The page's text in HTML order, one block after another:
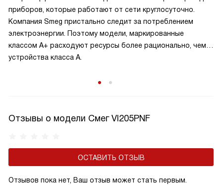
приборов, которые работают от сети круглосуточно.
Компания Smeg пристально следит за потреблением
электроэнергии. Поэтому модели, маркированные
классом A+ расходуют ресурсы более рационально, чем
устройства класса A.
Отзывы о модели Смег VI205PNF
ОСТАВИТЬ ОТЗЫВ
Отзывов пока нет, Ваш отзыв может стать первым.